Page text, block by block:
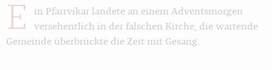
E
in Pfarrvikar landete an einem Adventsmorgen
versehentlich in der falschen Kirche, die wartende
Gemeinde überbrückte die Zeit mit Gesang.